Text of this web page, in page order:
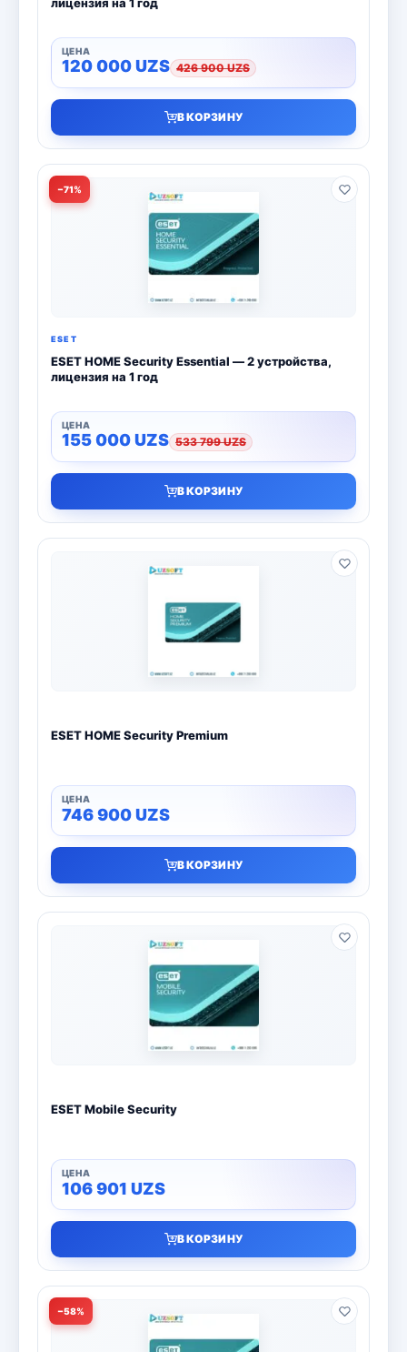
120 000UZS 426 900UZS
В КОРЗИНУ
−71%
ESET
ESET HOME Security Essential — 2 устройства,
лицензия на 1 год
155 000UZS 533 799UZS
В КОРЗИНУ
ESET HOME Security Premium
746 900UZS
В КОРЗИНУ
ESET Mobile Security
106 901 UZS
В КОРЗИНУ
−58%